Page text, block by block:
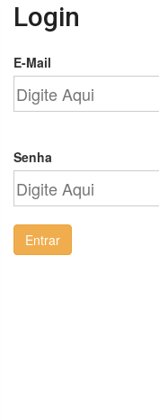
Login
E-Mail
Senha
Entrar